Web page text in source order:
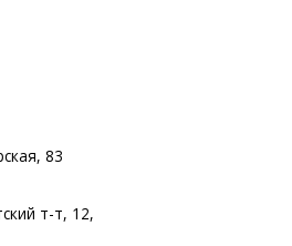
83
т-т, 12,